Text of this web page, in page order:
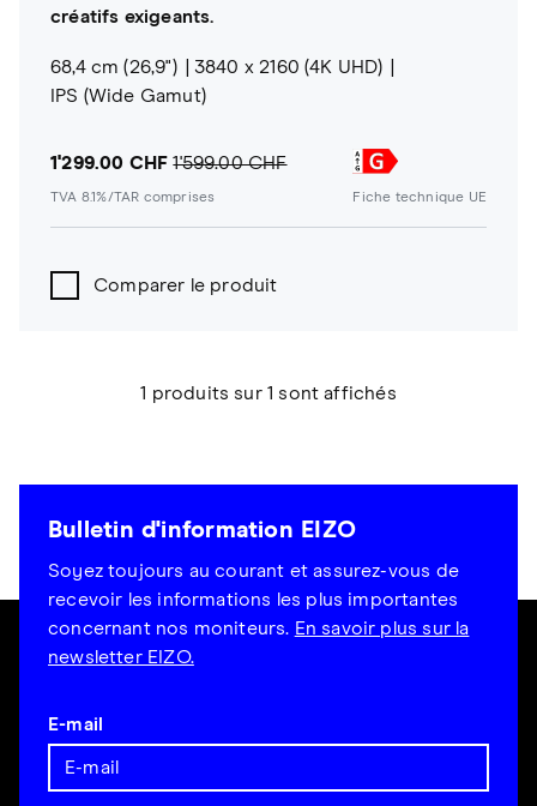
créatifs exigeants.
68,4 cm (26,9")
3840 x 2160 (4K UHD)
IPS (Wide Gamut)
1'299.00 CHF 1'599.00 CHF
TVA 8.1%/TAR comprises Fiche technique UE
Comparer le produit
1 produits sur 1 sont affichés
Bulletin d'information EIZO
Soyez toujours au courant et assurez-vous de
recevoir les informations les plus importantes
concernant nos moniteurs. En savoir plus sur la
newsletter EIZO.
E-mail